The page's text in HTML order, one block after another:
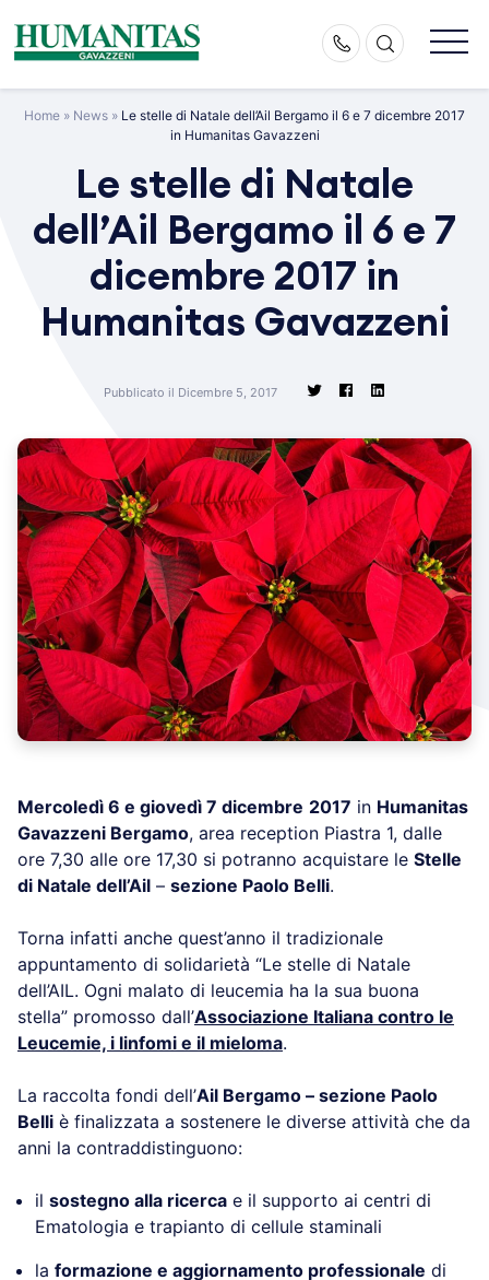
content
Home » News » Le stelle di Natale dell’Ail Bergamo il 6 e 7 dicembre 2017
in Humanitas Gavazzeni
Le stelle di Natale
dell’Ail Bergamo il 6 e 7
dicembre 2017 in
Humanitas Gavazzeni
Pubblicato il Dicembre 5, 2017
Mercoledì 6 e giovedì 7 dicembre 2017 in Humanitas
Gavazzeni Bergamo, area reception Piastra 1, dalle
ore 7,30 alle ore 17,30 si potranno acquistare le Stelle
di Natale dell’Ail – sezione Paolo Belli.
Torna infatti anche quest’anno il tradizionale
appuntamento di solidarietà “Le stelle di Natale
dell’AIL. Ogni malato di leucemia ha la sua buona
stella” promosso dall’Associazione Italiana contro le
Leucemie, i linfomi e il mieloma.
La raccolta fondi dell’Ail Bergamo – sezione Paolo
Belli è finalizzata a sostenere le diverse attività che da
anni la contraddistinguono:
il sostegno alla ricerca e il supporto ai centri di
Ematologia e trapianto di cellule staminali
la formazione e aggiornamento professionale di